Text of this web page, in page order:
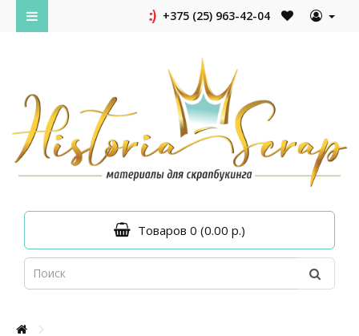
+375 (25) 963-42-04
Товаров 0 (0.00 р.)